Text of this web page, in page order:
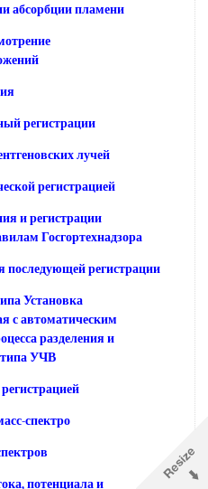
абсорбции пламени
регистрации
лучей
регистрацией
и регистрации
Госгортехнадзора
последующей регистрации
Установка
с автоматическим
разделения и
типа УЧВ
спектро
потенциала и